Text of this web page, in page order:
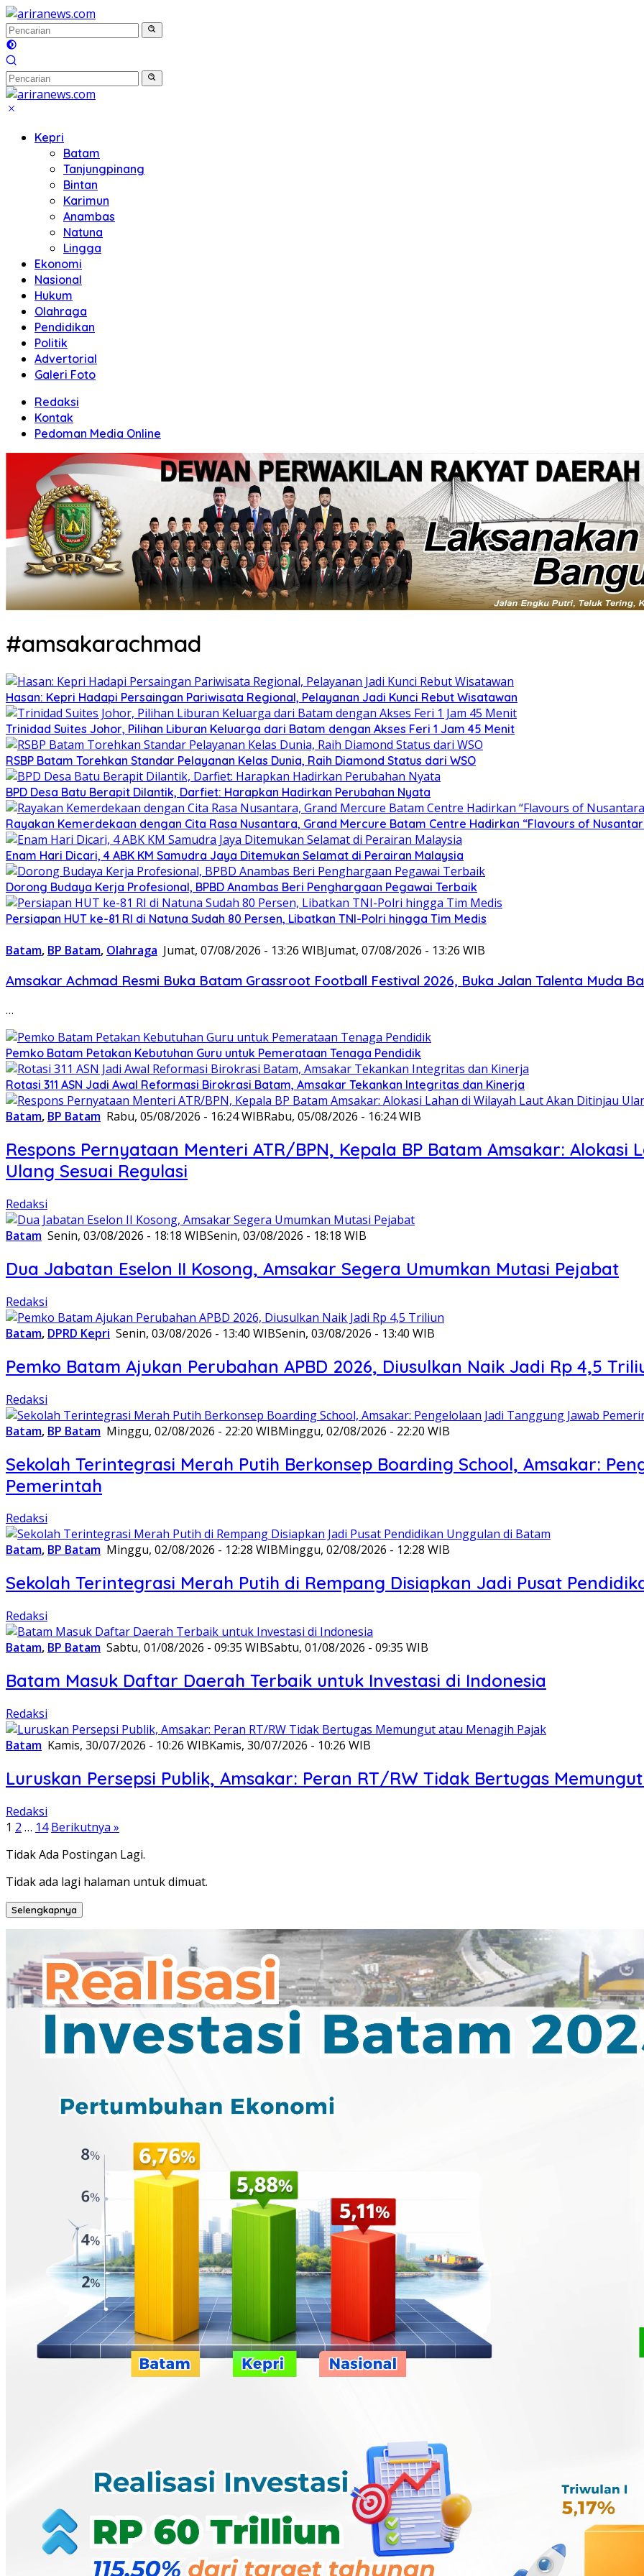
Langsung
ke
konten
Kepri
Batam
Tanjungpinang
Bintan
Karimun
Anambas
Natuna
Lingga
Ekonomi
Nasional
Hukum
Olahraga
Pendidikan
Politik
Advertorial
Galeri Foto
Redaksi
Kontak
Pedoman Media Online
#amsakarachmad
Hasan: Kepri Hadapi Persaingan Pariwisata Regional, Pelayanan Jadi Kunci Rebut Wisatawan
Trinidad Suites Johor, Pilihan Liburan Keluarga dari Batam dengan Akses Feri 1 Jam 45 Menit
RSBP Batam Torehkan Standar Pelayanan Kelas Dunia, Raih Diamond Status dari WSO
BPD Desa Batu Berapit Dilantik, Darfiet: Harapkan Hadirkan Perubahan Nyata
Rayakan Kemerdekaan dengan Cita Rasa Nusantara, Grand Mercure Batam Centre Hadirkan “Flavours of
Enam Hari Dicari, 4 ABK KM Samudra Jaya Ditemukan Selamat di Perairan Malaysia
Dorong Budaya Kerja Profesional, BPBD Anambas Beri Penghargaan Pegawai Terbaik
Persiapan HUT ke-81 RI di Natuna Sudah 80 Persen, Libatkan TNI-Polri hingga Tim Medis
Batam, BP Batam, Olahraga Jumat, 07/08/2026 - 13:26 WIBJumat, 07/08/2026 - 13:26 WIB
Amsakar Achmad Resmi Buka Batam Grassroot Football Festival 2026, Buka Jalan Talenta Muda
…
Pemko Batam Petakan Kebutuhan Guru untuk Pemerataan Tenaga Pendidik
Rotasi 311 ASN Jadi Awal Reformasi Birokrasi Batam, Amsakar Tekankan Integritas dan Kinerja
Batam, BP Batam Rabu, 05/08/2026 - 16:24 WIBRabu, 05/08/2026 - 16:24 WIB
Respons Pernyataan Menteri ATR/BPN, Kepala BP Batam Amsakar:
Ulang Sesuai Regulasi
Redaksi
Batam Senin, 03/08/2026 - 18:18 WIBSenin, 03/08/2026 - 18:18 WIB
Dua Jabatan Eselon II Kosong, Amsakar Segera Umumkan Mutasi Pejabat
Redaksi
Batam, DPRD Kepri Senin, 03/08/2026 - 13:40 WIBSenin, 03/08/2026 - 13:40 WIB
Pemko Batam Ajukan Perubahan APBD 2026, Diusulkan Naik Jadi Rp 4,5
Redaksi
Batam, BP Batam Minggu, 02/08/2026 - 22:20 WIBMinggu, 02/08/2026 - 22:20 WIB
Sekolah Terintegrasi Merah Putih Berkonsep Boarding School, Amsakar:
Pemerintah
Redaksi
Batam, BP Batam Minggu, 02/08/2026 - 12:28 WIBMinggu, 02/08/2026 - 12:28 WIB
Sekolah Terintegrasi Merah Putih di Rempang Disiapkan Jadi Pusat
Redaksi
Batam, BP Batam Sabtu, 01/08/2026 - 09:35 WIBSabtu, 01/08/2026 - 09:35 WIB
Batam Masuk Daftar Daerah Terbaik untuk Investasi di Indonesia
Redaksi
Batam Kamis, 30/07/2026 - 10:26 WIBKamis, 30/07/2026 - 10:26 WIB
Luruskan Persepsi Publik, Amsakar: Peran RT/RW Tidak Bertugas
Redaksi
Paginasi
pos
1 2 … 14 Berikutnya »
Tidak Ada Postingan Lagi.
Tidak ada lagi halaman untuk dimuat.
Selengkapnya